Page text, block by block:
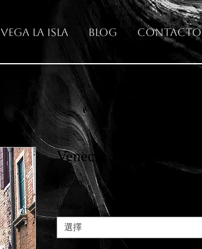
Vega La Isla Blog Contacto
Venecia y sus puentes
€65.00價
格
tamaño
選擇